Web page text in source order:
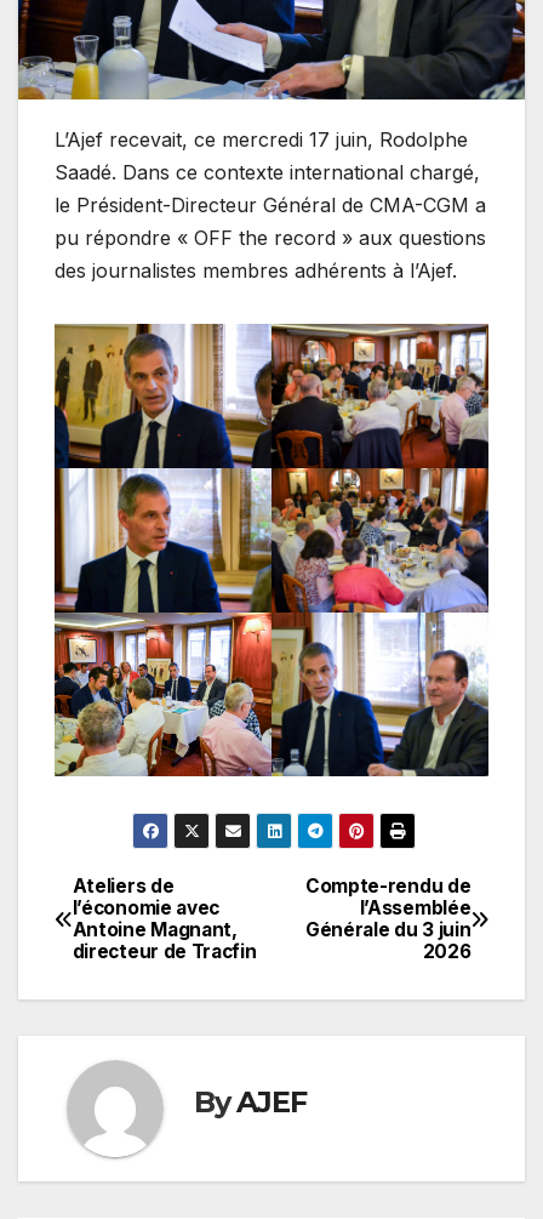
L’Ajef recevait, ce mercredi 17 juin, Rodolphe
Saadé. Dans ce contexte international chargé,
le Président-Directeur Général de CMA-CGM a
pu répondre « OFF the record » aux questions
des journalistes membres adhérents à l’Ajef.
Navigation
de
l’article
Compte-rendu de
l’Assemblée
Générale du 3 juin
2026
Ateliers de
l’économie avec
Antoine Magnant,
directeur de Tracfin
ByAJEF